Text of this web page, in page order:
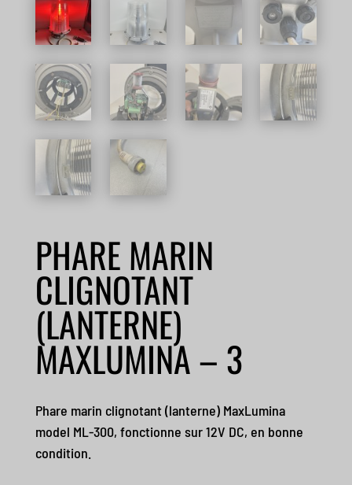
PHARE MARIN
CLIGNOTANT
(LANTERNE)
MAXLUMINA – 3
Phare marin clignotant (lanterne) MaxLumina
model ML-300, fonctionne sur 12V DC, en bonne
condition.